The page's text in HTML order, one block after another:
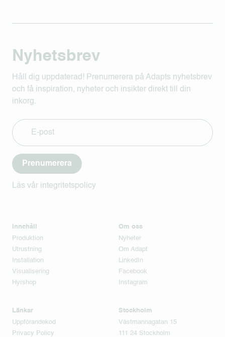
Nyhetsbrev
Håll dig uppdaterad! Prenumerera på Adapts nyhetsbrev
och få inspiration, nyheter och insikter direkt till din
inkorg.
Prenumerera
Läs vår integritetspolicy
Innehåll
Produktion
Utrustning
Installation
Visualisering
Hyrshop
Om oss
Nyheter
Om Adapt
LinkedIn
Facebook
Instagram
Länkar
Uppförandekod
Privacy Policy
Stockholm
Västmannagatan 15
111 24 Stockholm